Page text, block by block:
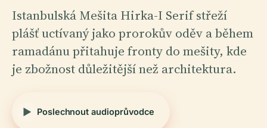
Istanbulská Mešita Hirka-I Serif střeží
plášť uctívaný jako prorokův oděv a během
ramadánu přitahuje fronty do mešity, kde
je zbožnost důležitější než architektura.
Poslechnout audioprůvodce